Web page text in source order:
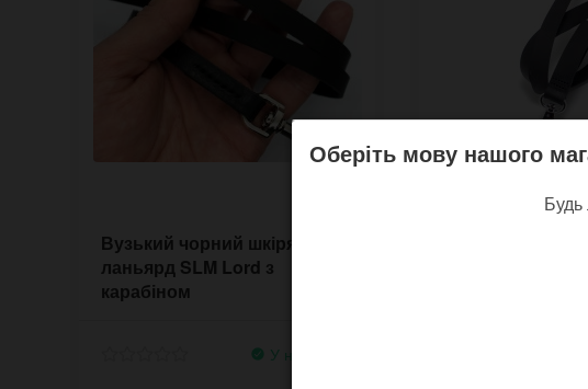
Вузький чорний шкіряний
ланьярд SLM Lord з
карабіном
У наявності
Оберіть мову нашого
Будь